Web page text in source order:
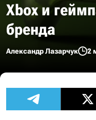
Xbox и
бренда
Александр Лазарчук 2